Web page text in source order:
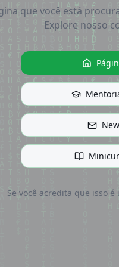
que você está
Explore nosso
Se você acredita que isso